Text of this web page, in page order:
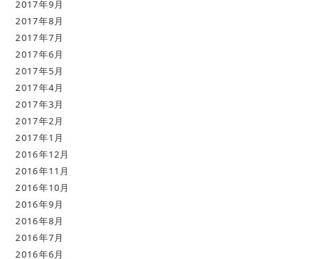
2017年9月
2017年8月
2017年7月
2017年6月
2017年5月
2017年4月
2017年3月
2017年2月
2017年1月
2016年12月
2016年11月
2016年10月
2016年9月
2016年8月
2016年7月
2016年6月